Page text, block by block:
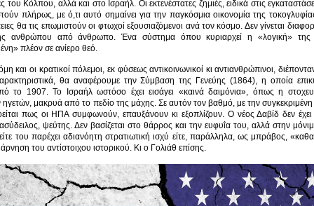
του Κόλπου, αλλά και στο Ισραήλ. Οι εκτενέστατες ζημιές, ειδικά στις
πλήρως, με ό,τι αυτό σημαίνει για την παγκόσμια οικονομία της
θα τις επωμιστούν οι φτωχοί εξουσιαζόμενοι ανά τον κόσμο. Δεν γίνεται
ανθρώπου από άνθρωπο. Ένα σύστημα όπου κυριαρχεί η «λογική» της
πλέον σε ανίερο θεό.
και οι κρατικοί πόλεμοι, εκ φύσεως αντικοινωνικοί κι αντιανθρώπινοι,
θα αναφέρουμε την Σύμβαση της Γενεύης (1864), η οποία
το 1907. Το Ισραήλ ωστόσο έχει εισάγει «καινά δαιμόνια», όπως η
ηγετών, μακρυά από το πεδίο της μάχης. Σε αυτόν τον βαθμό, με την
πως οι ΗΠΑ συμφωνούν, επαυξάνουν κι εξοπλίζουν. Ο νέος Δαβίδ δεν έχει
ψεύτης. Δεν βασίζεται στο θάρρος και την ευφυΐα του, αλλά στην
του παρέχει αδιανόητη στρατιωτική ισχύ είτε, παράλληλα, ως μπράβος,
του αντίστοιχου ιστορικού. Κι ο Γολιάθ επίσης.